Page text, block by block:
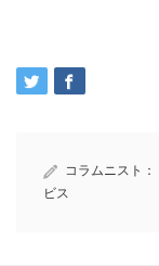
コラムニスト：
ビス